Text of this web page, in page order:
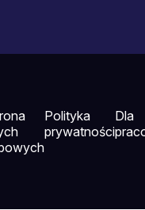
Polityka
prywatności
Dla